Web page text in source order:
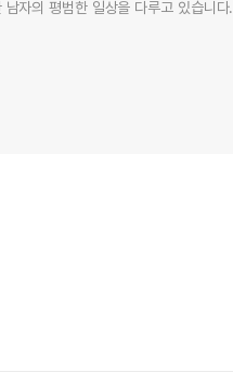
자의 평범한 일상을 다루고 있습니다.